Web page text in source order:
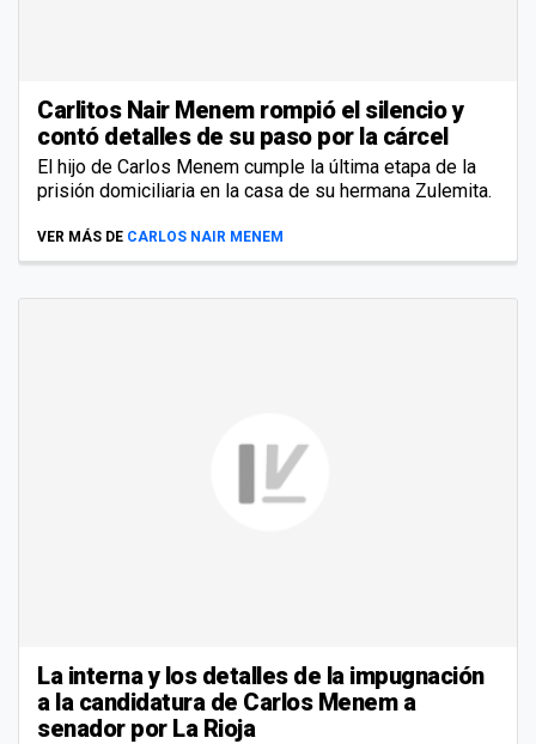
Carlitos Nair Menem rompió el silencio y
contó detalles de su paso por la cárcel
El hijo de Carlos Menem cumple la última etapa de la
prisión domiciliaria en la casa de su hermana Zulemita.
VER MÁS DE CARLOS NAIR MENEM
La interna y los detalles de la impugnación
a la candidatura de Carlos Menem a
senador por La Rioja